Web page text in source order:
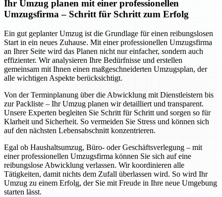
Ihr Umzug planen mit einer professionellen
Umzugsfirma – Schritt für Schritt zum Erfolg
Ein gut geplanter Umzug ist die Grundlage für einen reibungslosen
Start in ein neues Zuhause. Mit einer professionellen Umzugsfirma
an Ihrer Seite wird das Planen nicht nur einfacher, sondern auch
effizienter. Wir analysieren Ihre Bedürfnisse und erstellen
gemeinsam mit Ihnen einen maßgeschneiderten Umzugsplan, der
alle wichtigen Aspekte berücksichtigt.
Von der Terminplanung über die Abwicklung mit Dienstleistern bis
zur Packliste – Ihr Umzug planen wir detailliert und transparent.
Unsere Experten begleiten Sie Schritt für Schritt und sorgen so für
Klarheit und Sicherheit. So vermeiden Sie Stress und können sich
auf den nächsten Lebensabschnitt konzentrieren.
Egal ob Haushaltsumzug, Büro- oder Geschäftsverlegung – mit
einer professionellen Umzugsfirma können Sie sich auf eine
reibungslose Abwicklung verlassen. Wir koordinieren alle
Tätigkeiten, damit nichts dem Zufall überlassen wird. So wird Ihr
Umzug zu einem Erfolg, der Sie mit Freude in Ihre neue Umgebung
starten lässt.